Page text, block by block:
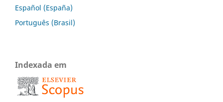
Español (España)
Português (Brasil)
Indexada em